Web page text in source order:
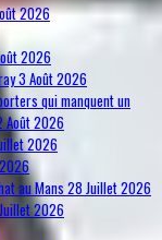
2026
2026
3 Août 2026
qui manquent un
Août 2026
2026
au Mans 28 Juillet 2026
2026